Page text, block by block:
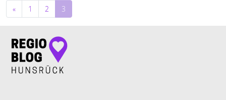
Beitragsnavigation
« 1 2 3